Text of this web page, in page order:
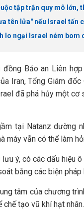
tập trận quy mô lớn,
tên lửa" nếu Israel tấn
lo ngại Israel ném bom
Bảo an Liên
Iran, Tổng Giám
đã phá hủy một
tại Natanz dường
máy vẫn có thể làm
ý, có các dấu hiệu
bằng các biện pháp
tâm của chương
chế tạo vũ khí hạt nhân.